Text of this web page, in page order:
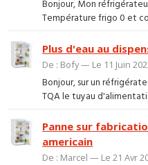
Bonjour, Mon
Température frigo 0 et
Plus d'eau au
De : Bofy — Le 11 Juin
Bonjour, sur un
TQA le tuyau
Panne sur
americain
De : Marcel — Le 21 Avr